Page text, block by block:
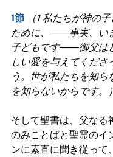
1節
（1 私たちが神の
ために、――事実、い
子どもです――御父は
しい愛を与えてくださ
う。世が私たちを知ら
を知らないからです。）
そして聖書は、父なる
のみことばと聖霊のイ
ンに素直に聞き従って